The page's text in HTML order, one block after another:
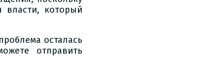
власти, который
осталась
отправить